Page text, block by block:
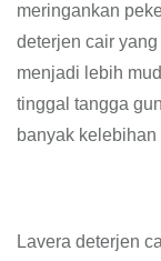
meringankan
deterjen cair
menjadi lebih
tinggal tangga
banyak
Lavera deterjen